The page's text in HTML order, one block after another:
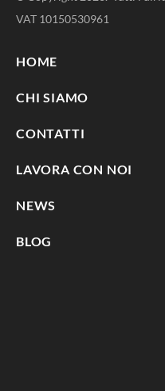
VAT 10150530961
HOME
CHI SIAMO
CONTATTI
LAVORA CON NOI
NEWS
BLOG